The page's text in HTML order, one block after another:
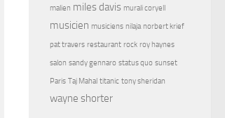
malien miles davis murali coryell
musicien musiciens nilaja norbert krief
pat travers restaurant rock roy haynes
salon sandy gennaro status quo sunset
Paris Taj Mahal titanic tony sheridan
wayne shorter